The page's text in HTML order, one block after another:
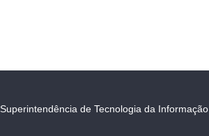
Superintendência de Tecnologia da Informação